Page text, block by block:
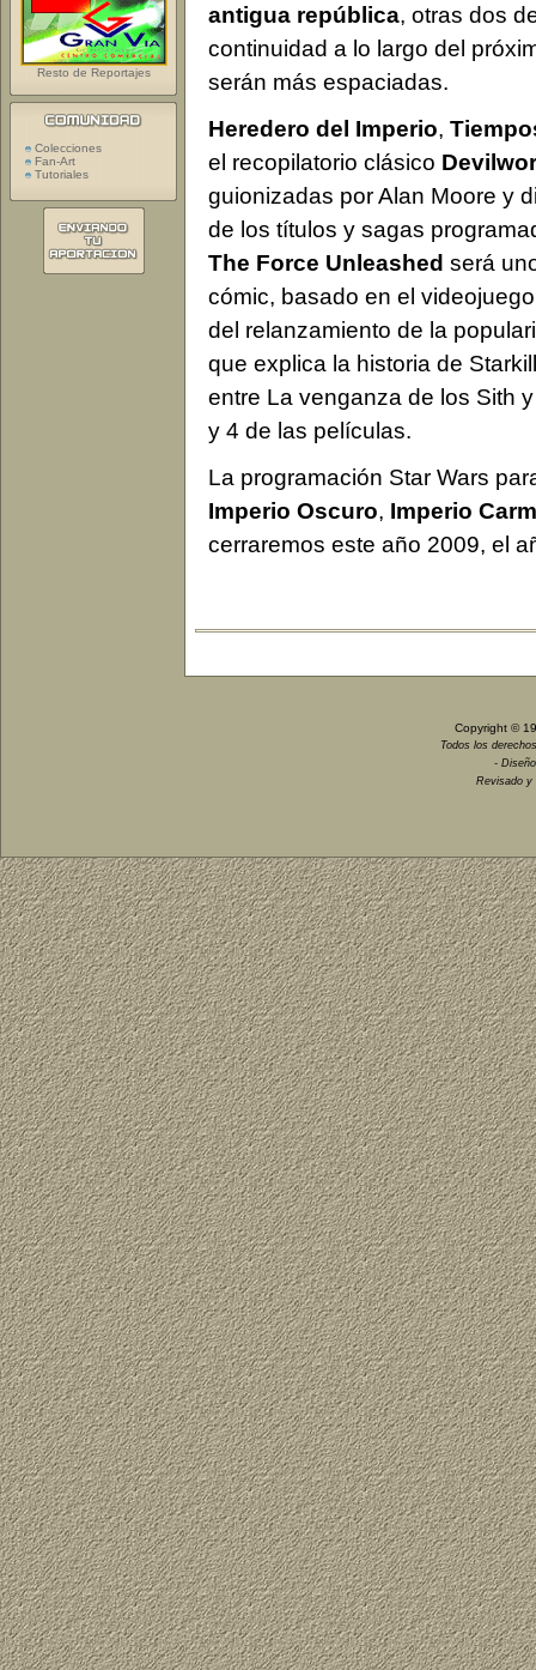
antigua república, otras dos
continuidad a lo largo del
serán más espaciadas.
Heredero del Imperio,
el recopilatorio clásico
guionizadas por Alan Moore y
de los títulos y sagas
The Force Unleashed será
cómic, basado en el
del relanzamiento de la
que explica la historia de
entre La venganza de los Sith
y 4 de las películas.
La programación Star Wars
Imperio Oscuro, Imperio
cerraremos este año 2009, el
Resto de Reportajes
Colecciones
Fan-Art
Tutoriales
Copyright ©
Todos los
-
Revisado y